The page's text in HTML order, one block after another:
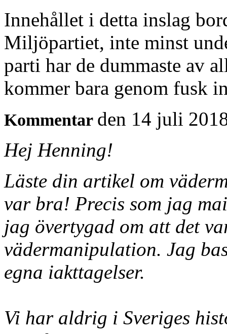
Innehållet i detta inslag
Miljöpartiet, inte minst
parti har de dummaste av
kommer bara genom fusk
Kommentar den 14 juli
Hej Henning!
Läste din artikel om
var bra! Precis som jag
jag övertygad om att det
vädermanipulation. Jag
egna iakttagelser.
Vi har aldrig i Sveriges